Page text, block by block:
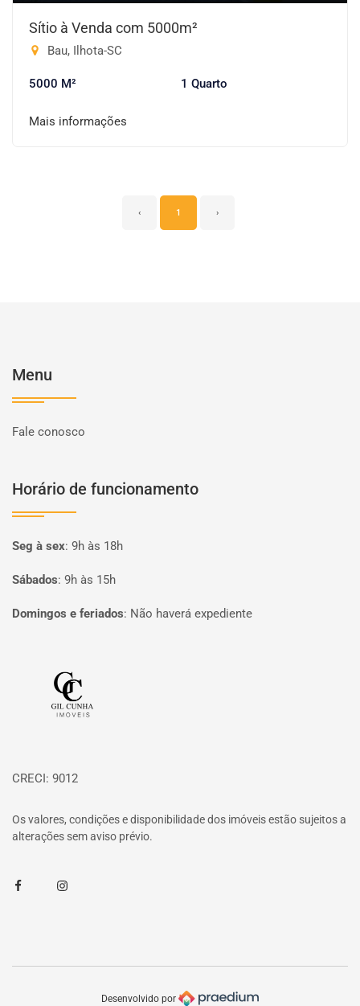
Sítio à Venda com 5000m²
Bau, Ilhota-SC
5000 M² 1 Quarto
Mais informações
‹ 1 ›
Menu
Fale conosco
Horário de funcionamento
Seg à sex: 9h às 18h
Sábados: 9h às 15h
Domingos e feriados: Não haverá expediente
CRECI: 9012
Os valores, condições e disponibilidade dos imóveis estão sujeitos a
alterações sem aviso prévio.
FacebookInstagram
Desenvolvido por